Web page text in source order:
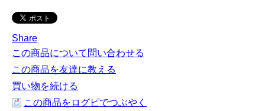
Share
この商品について問い合わせる
この商品を友達に教える
買い物を続ける
この商品をログピでつぶやく